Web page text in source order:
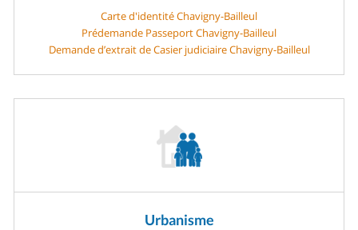
Carte d'identité Chavigny-Bailleul
Prédemande Passeport Chavigny-Bailleul
Demande d’extrait de Casier judiciaire Chavigny-Bailleul
Urbanisme